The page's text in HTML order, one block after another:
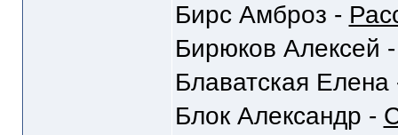
Бирс Амброз -
Бирюков Алексей
Блаватская
Блок Александр -